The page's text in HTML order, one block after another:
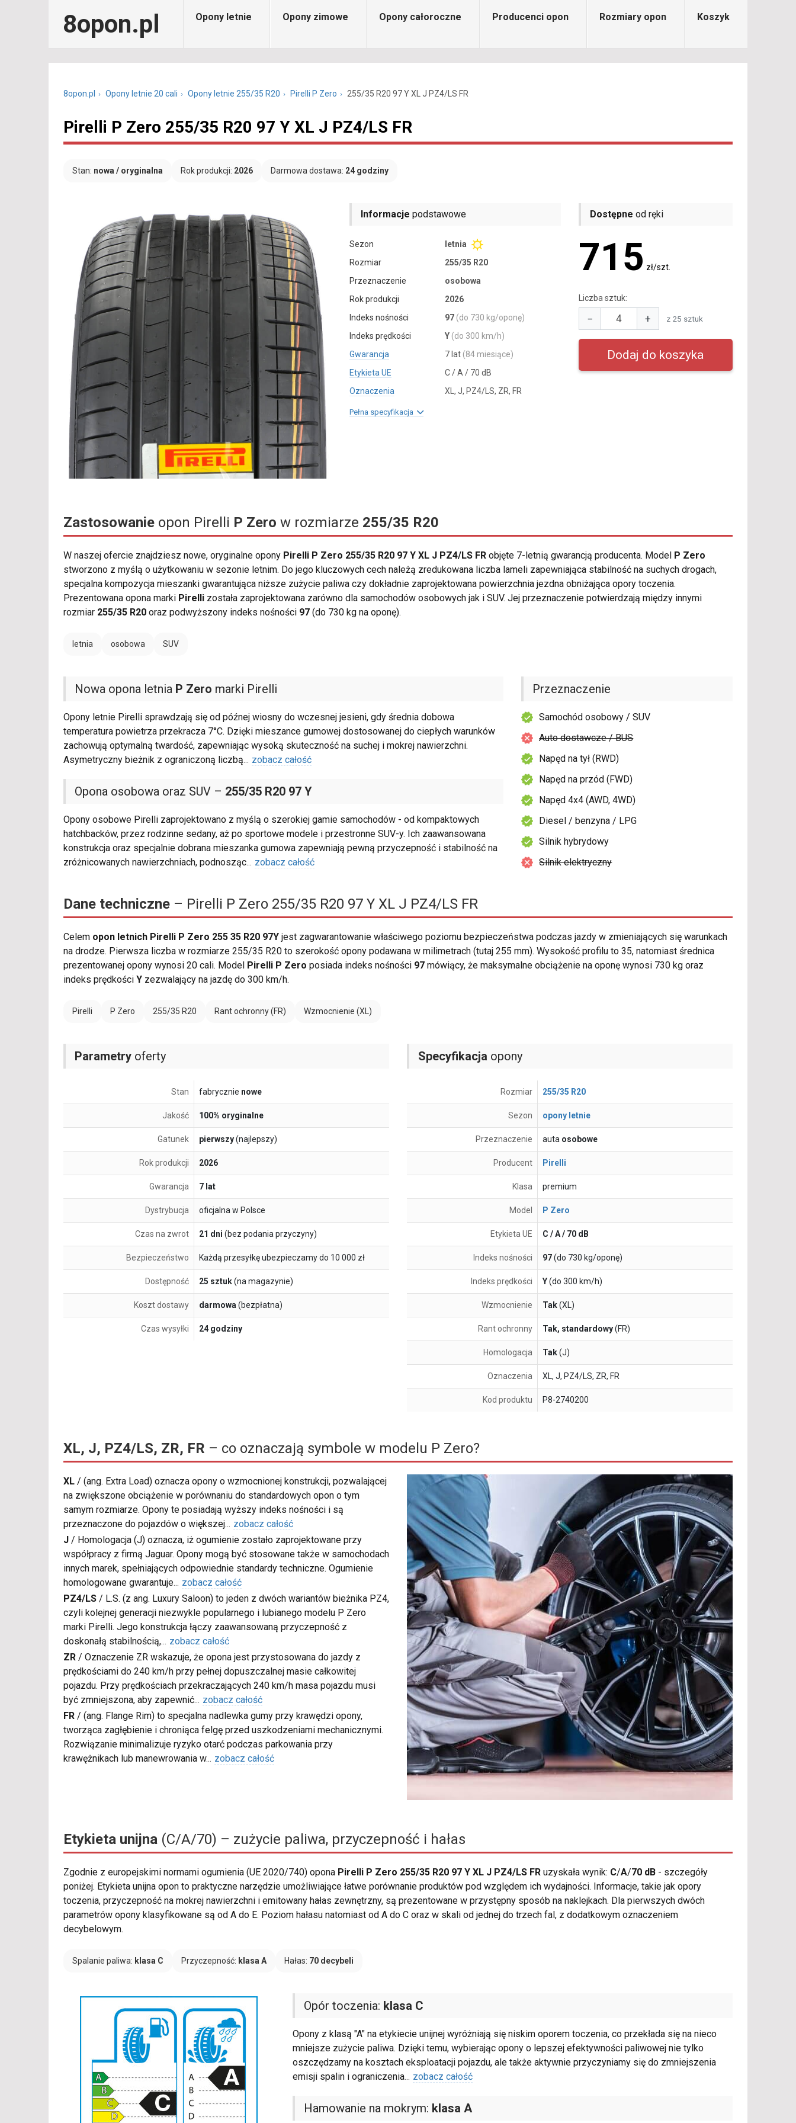
8opon.pl Opony letnie Opony zimowe Opony całoroczne Producenci opon Rozmiary opon Koszyk
8opon.pl Opony letnie 20 cali Opony letnie 255/35 R20 Pirelli P Zero 255/35 R20 97 Y XL J PZ4/LS FR
Pirelli P Zero 255/35 R20 97 Y XL J PZ4/LS FR
Stan: nowa / oryginalna Rok produkcji: 2026 Darmowa dostawa: 24 godziny
Informacje podstawowe
Sezon
letnia
Rozmiar
255/35 R20
Przeznaczenie
osobowa
Rok produkcji
2026
Indeks nośności
97 (do 730 kg/oponę)
Indeks prędkości
Y (do 300 km/h)
Gwarancja
7 lat (84 miesiące)
Etykieta UE
C / A / 70 dB
Oznaczenia
XL, J, PZ4/LS, ZR, FR
Pełna specyfikacja
Dostępne od ręki
715 zł/szt.
Liczba sztuk:
− + z 25 sztuk
Zastosowanie opon Pirelli P Zero w rozmiarze 255/35 R20
W naszej ofercie znajdziesz nowe, oryginalne opony Pirelli P Zero 255/35 R20 97 Y XL J PZ4/LS FR objęte 7-letnią gwarancją producenta. Model P Zero
stworzono z myślą o użytkowaniu w sezonie letnim. Do jego kluczowych cech należą zredukowana liczba lameli zapewniająca stabilność na suchych drogach,
specjalna kompozycja mieszanki gwarantująca niższe zużycie paliwa czy dokładnie zaprojektowana powierzchnia jezdna obniżająca opory toczenia.
Prezentowana opona marki Pirelli została zaprojektowana zarówno dla samochodów osobowych jak i SUV. Jej przeznaczenie potwierdzają między innymi
rozmiar 255/35 R20 oraz podwyższony indeks nośności 97 (do 730 kg na oponę).
letnia osobowa SUV
Nowa opona letnia P Zero marki Pirelli
Opony letnie Pirelli sprawdzają się od późnej wiosny do wczesnej jesieni, gdy średnia dobowa
temperatura powietrza przekracza 7°C. Dzięki mieszance gumowej dostosowanej do ciepłych warunków
zachowują optymalną twardość, zapewniając wysoką skuteczność na suchej i mokrej nawierzchni.
Asymetryczny bieżnik z ograniczoną liczbą... zobacz całość
Opona osobowa oraz SUV – 255/35 R20 97 Y
Opony osobowe Pirelli zaprojektowano z myślą o szerokiej gamie samochodów - od kompaktowych
hatchbacków, przez rodzinne sedany, aż po sportowe modele i przestronne SUV-y. Ich zaawansowana
konstrukcja oraz specjalnie dobrana mieszanka gumowa zapewniają pewną przyczepność i stabilność na
zróżnicowanych nawierzchniach, podnosząc... zobacz całość
Przeznaczenie
Samochód osobowy / SUV
Auto dostawcze / BUS
Napęd na tył (RWD)
Napęd na przód (FWD)
Napęd 4x4 (AWD, 4WD)
Diesel / benzyna / LPG
Silnik hybrydowy
Silnik elektryczny
Dane techniczne – Pirelli P Zero 255/35 R20 97 Y XL J PZ4/LS FR
Celem opon letnich Pirelli P Zero 255 35 R20 97Y jest zagwarantowanie właściwego poziomu bezpieczeństwa podczas jazdy w zmieniających się warunkach
na drodze. Pierwsza liczba w rozmiarze 255/35 R20 to szerokość opony podawana w milimetrach (tutaj 255 mm). Wysokość profilu to 35, natomiast średnica
prezentowanej opony wynosi 20 cali. Model Pirelli P Zero posiada indeks nośności 97 mówiący, że maksymalne obciążenie na oponę wynosi 730 kg oraz
indeks prędkości Y zezwalający na jazdę do 300 km/h.
Pirelli P Zero 255/35 R20 Rant ochronny (FR) Wzmocnienie (XL)
Parametry oferty
Stan fabrycznie nowe
Jakość 100% oryginalne
Gatunek pierwszy(najlepszy)
Rok produkcji 2026
Gwarancja 7 lat
Dystrybucja oficjalna w Polsce
Czas na zwrot 21 dni (bez podania przyczyny)
Bezpieczeństwo Każdą przesyłkę ubezpieczamy do 10 000 zł
Dostępność 25 sztuk(na magazynie)
Koszt dostawy darmowa(bezpłatna)
Czas wysyłki 24 godziny
Specyfikacja opony
Rozmiar 255/35 R20
Sezon opony letnie
Przeznaczenie auta osobowe
Producent Pirelli
Klasa premium
Model P Zero
Etykieta UE C / A / 70 dB
Indeks nośności 97(do 730 kg/oponę)
Indeks prędkości Y(do 300 km/h)
Wzmocnienie Tak(XL)
Rant ochronny Tak, standardowy(FR)
Homologacja Tak(J)
Oznaczenia XL, J, PZ4/LS, ZR, FR
Kod produktu P8-2740200
XL, J, PZ4/LS, ZR, FR – co oznaczają symbole w modelu P Zero?
XL / (ang. Extra Load) oznacza opony o wzmocnionej konstrukcji, pozwalającej
na zwiększone obciążenie w porównaniu do standardowych opon o tym
samym rozmiarze. Opony te posiadają wyższy indeks nośności i są
przeznaczone do pojazdów o większej... zobacz całość
J / Homologacja (J) oznacza, iż ogumienie zostało zaprojektowane przy
współpracy z firmą Jaguar. Opony mogą być stosowane także w samochodach
innych marek, spełniających odpowiednie standardy techniczne. Ogumienie
homologowane gwarantuje... zobacz całość
PZ4/LS / L.S. (z ang. Luxury Saloon) to jeden z dwóch wariantów bieżnika PZ4,
czyli kolejnej generacji niezwykle popularnego i lubianego modelu P Zero
marki Pirelli. Jego konstrukcja łączy zaawansowaną przyczepność z
doskonałą stabilnością,... zobacz całość
ZR / Oznaczenie ZR wskazuje, że opona jest przystosowana do jazdy z
prędkościami do 240 km/h przy pełnej dopuszczalnej masie całkowitej
pojazdu. Przy prędkościach przekraczających 240 km/h masa pojazdu musi
być zmniejszona, aby zapewnić... zobacz całość
FR / (ang. Flange Rim) to specjalna nadlewka gumy przy krawędzi opony,
tworząca zagłębienie i chroniąca felgę przed uszkodzeniami mechanicznymi.
Rozwiązanie minimalizuje ryzyko otarć podczas parkowania przy
krawężnikach lub manewrowania w... zobacz całość
Etykieta unijna (C/A/70) – zużycie paliwa, przyczepność i hałas
Zgodnie z europejskimi normami ogumienia (UE 2020/740) opona Pirelli P Zero 255/35 R20 97 Y XL J PZ4/LS FR uzyskała wynik: C/A/70 dB - szczegóły
poniżej. Etykieta unijna opon to praktyczne narzędzie umożliwiające łatwe porównanie produktów pod względem ich wydajności. Informacje, takie jak opory
toczenia, przyczepność na mokrej nawierzchni i emitowany hałas zewnętrzny, są prezentowane w przystępny sposób na naklejkach. Dla pierwszych dwóch
parametrów opony klasyfikowane są od A do E. Poziom hałasu natomiast od A do C oraz w skali od jednej do trzech fal, z dodatkowym oznaczeniem
decybelowym.
Spalanie paliwa: klasa C Przyczepność: klasa A Hałas: 70 decybeli
Opór toczenia: klasa C
Opony z klasą "A" na etykiecie unijnej wyróżniają się niskim oporem toczenia, co przekłada się na nieco
mniejsze zużycie paliwa. Dzięki temu, wybierając opony o lepszej efektywności paliwowej nie tylko
oszczędzamy na kosztach eksploatacji pojazdu, ale także aktywnie przyczyniamy się do zmniejszenia
emisji spalin i ograniczenia... zobacz całość
Hamowanie na mokrym: klasa A